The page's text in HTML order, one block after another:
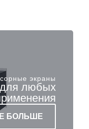
экраны
любых
БОЛЬШЕ